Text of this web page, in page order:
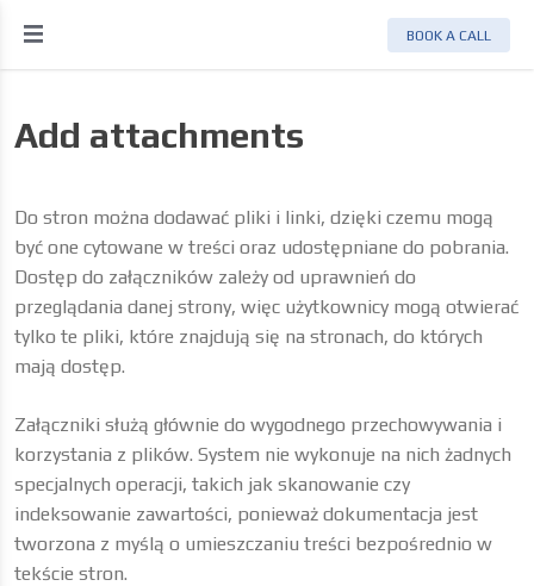
BOOK A CALL
Add attachments
Do stron można dodawać pliki i linki, dzięki czemu mogą
być one cytowane w treści oraz udostępniane do pobrania.
Dostęp do załączników zależy od uprawnień do
przeglądania danej strony, więc użytkownicy mogą otwierać
tylko te pliki, które znajdują się na stronach, do których
mają dostęp.
Załączniki służą głównie do wygodnego przechowywania i
korzystania z plików. System nie wykonuje na nich żadnych
specjalnych operacji, takich jak skanowanie czy
indeksowanie zawartości, ponieważ dokumentacja jest
tworzona z myślą o umieszczaniu treści bezpośrednio w
tekście stron.